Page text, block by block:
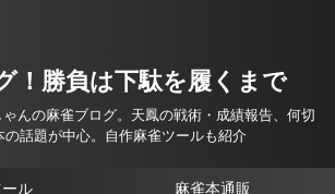
！勝負は下駄を履くまで
んの麻雀ブログ。天鳳の戦術・成績報告、何切
の話題が中心。自作麻雀ツールも紹介
ル 麻雀本通販